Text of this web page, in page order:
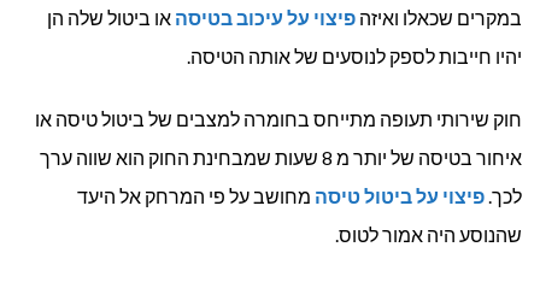
במקרים שכאלו ואיזה פיצוי על עיכוב בטיסה או ביטול שלה הן
יהיו חייבות לספק לנוסעים של אותה הטיסה.
חוק שירותי תעופה מתייחס בחומרה למצבים של ביטול טיסה או
איחור בטיסה של יותר מ 8 שעות שמבחינת החוק הוא שווה ערך
לכך.פיצוי על ביטול טיסה מחושב על פי המרחק אל היעד
שהנוסע היה אמור לטוס.